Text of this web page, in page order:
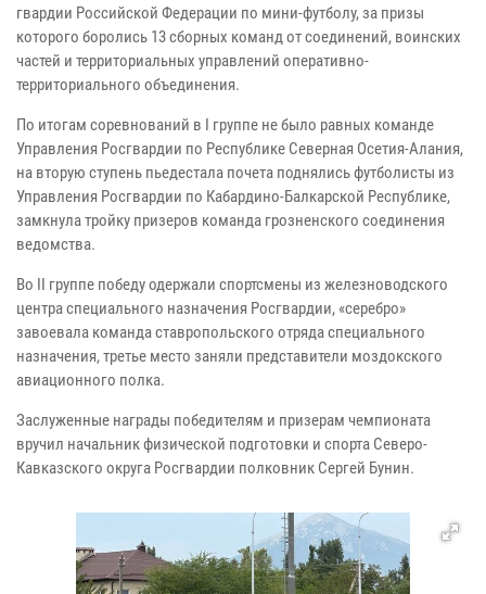
гвардии Российской Федерации по мини-футболу, за призы
которого боролись 13 сборных команд от соединений, воинских
частей и территориальных управлений оперативно-
территориального объединения.
По итогам соревнований в I группе не было равных команде
Управления Росгвардии по Республике Северная Осетия-Алания,
на вторую ступень пьедестала почета поднялись футболисты из
Управления Росгвардии по Кабардино-Балкарской Республике,
замкнула тройку призеров команда грозненского соединения
ведомства.
Во II группе победу одержали спортсмены из железноводского
центра специального назначения Росгвардии, «серебро»
завоевала команда ставропольского отряда специального
назначения, третье место заняли представители моздокского
авиационного полка.
Заслуженные награды победителям и призерам чемпионата
вручил начальник физической подготовки и спорта Северо-
Кавказского округа Росгвардии полковник Сергей Бунин.